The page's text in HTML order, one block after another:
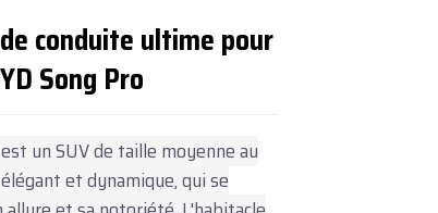
conduite ultime pour
Song Pro
un SUV de taille moyenne au
et dynamique, qui se